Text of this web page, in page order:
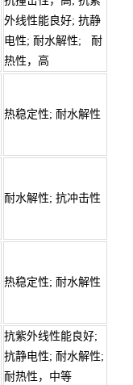
外线性能良好; 抗静
电性; 耐水解性; 耐
热性，高
热稳定性; 耐水解性
耐水解性; 抗冲击性
热稳定性; 耐水解性
抗紫外线性能良好;
抗静电性; 耐水解性;
耐热性，中等